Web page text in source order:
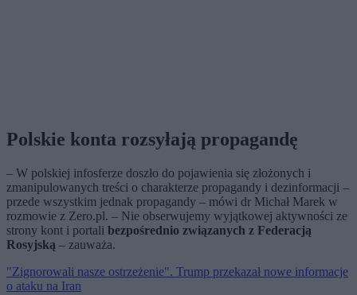
Polskie konta rozsyłają propagandę
– W polskiej infosferze doszło do pojawienia się złożonych i
zmanipulowanych treści o charakterze propagandy i dezinformacji –
przede wszystkim jednak propagandy – mówi dr Michał Marek w
rozmowie z Zero.pl. – Nie obserwujemy wyjątkowej aktywności ze
strony kont i portali bezpośrednio związanych z Federacją
Rosyjską – zauważa.
"Zignorowali nasze ostrzeżenie". Trump przekazał nowe informacje
o ataku na Iran